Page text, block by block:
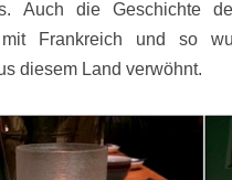
Auch die Geschichte
mit Frankreich und so
diesem Land verwöhnt.